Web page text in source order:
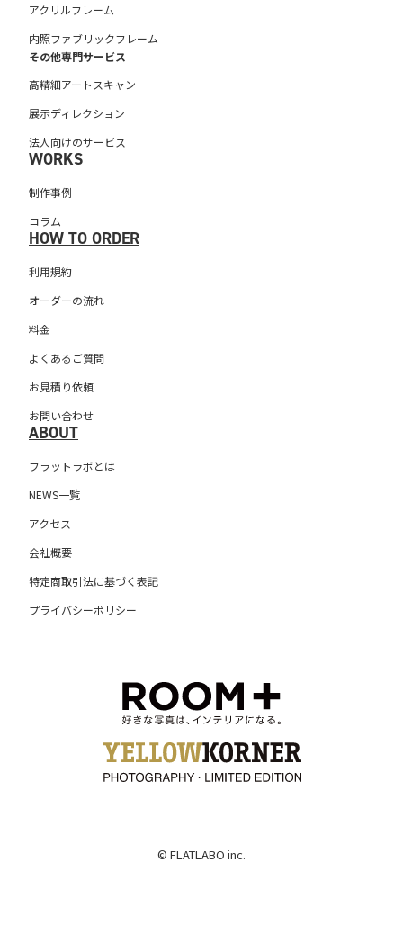
アクリルフレーム
内照ファブリックフレーム
その他専門サービス
高精細アートスキャン
展示ディレクション
法人向けのサービス
WORKS
制作事例
コラム
HOW TO ORDER
利用規約
オーダーの流れ
料金
よくあるご質問
お見積り依頼
お問い合わせ
ABOUT
フラットラボとは
NEWS一覧
アクセス
会社概要
特定商取引法に基づく表記
プライバシーポリシー
© FLATLABO inc.